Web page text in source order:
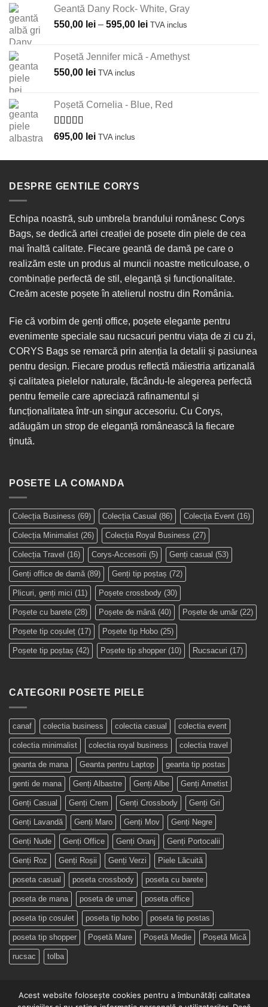
Geantă Dany Rock- White, Gray
550,00 lei – 595,00 leiInterval
550,00 lei
595,00 lei
TVA inclus
Poșetă Jennifer mică - Amethyst
550,00 lei TVA inclus
Poșetă Cornelia - Blue, Red
Evaluat la
din 5
695,00 lei TVA inclus
DESPRE GENTILE CORYS
Echipa noastră, sub umbrela brandului românesc Corys
Bags, se dedică artei creației de posete din piele de cea
mai înaltă calitate. Fiecare geantă de damă pe care o
realizăm este un produs al muncii noastre meticuloase, o
combinație perfectă de stil, eleganță și funcționalitate.
Creăm aceste poșete în atelierul nostru din România.
Fie că vorbim de genți office, poșete elegante pentru
evenimente speciale sau rucsacuri pentru viața de zi cu zi,
CORYS Bags se remarcă prin atenția la detalii și pasiunea
pentru design. Fiecare produs reflectă măiestria artizanală
și calitatea pielelor naturale, făcându-le alegerea perfectă
pentru femeile care apreciază rafinamentul și
funcționalitatea într-un singur accesoriu. Cu Corys,
adăugăm un strop de eleganță românească la fiecare
ținută.
POSETE LA COMANDA
Colecția Business (69) Colecția Casual (86) Colecția Event (16)
Colecția Minimalist (26) Colecția Royal Business (27)
Colecția Travel (16) Corys-Accesorii (5) Genți casual (53)
Genți office de damă(89) Genți tip poștaș (72)
Plicuri, genți mici (11) Poșete crossbody (30)
Poșete cu barete (28) Poșete de mână(40) Poșete de umăr (22)
Poșete tip coșuleț (17) Poșete tip Hobo (25)
Poșete tip poștaș (42) Poșete tip shopper (10) Rucsacuri (17)
CATEGORII POSETE PIELE
canaf colectia business colectia casual colectia event
colectia minimalist colectia royal business colectia travel
geanta de mana Geanta pentru Laptop geanta tip postas
genti de mana Genți Albastre Genți Albe Genți Ametist
Genți Casual Genți Crem Genți Crossbody Genți Gri
Genți Lavandă Genți Maro Genți Mov Genți Negre
Genți Nude Genți Office Genți Oranj Genți Portocalii
Genți Roz Genți Roșii Genți Verzi Piele Lăcuită
poseta casual poseta crossbody poseta cu barete
poseta de mana poseta de umar poseta office
poseta tip cosulet poseta tip hobo poseta tip postas
poseta tip shopper Poșetă Mare Poșetă Medie Poșetă Mică
rucsac tolba
Acest website folosește cookies pentru a îmbunătăți calitatea